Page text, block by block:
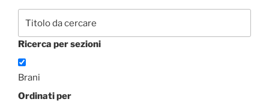
Ricerca per sezioni
Brani
Ordinati per